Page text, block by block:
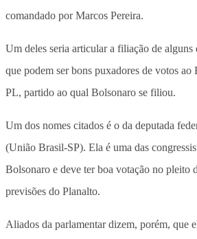
comandado por Marcos Pereira.
Um deles seria articular a filiação de alguns
que podem ser bons puxadores de votos ao
PL, partido ao qual Bolsonaro se filiou.
Um dos nomes citados é o da deputada
(União Brasil-SP). Ela é uma das
Bolsonaro e deve ter boa votação no pleito
previsões do Planalto.
Aliados da parlamentar dizem, porém, que